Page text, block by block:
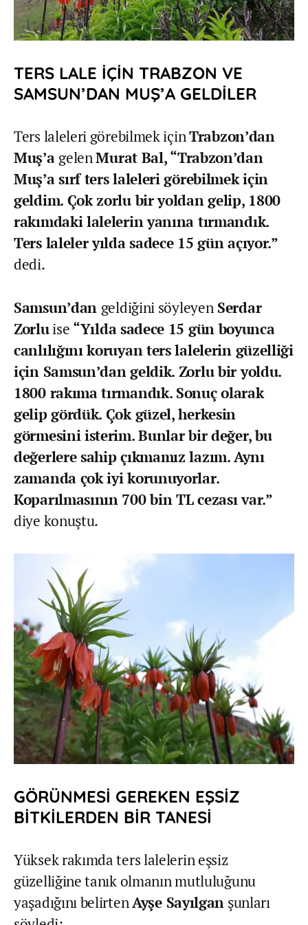
TERS LALE İÇİN TRABZON VE
SAMSUN’DAN MUŞ’A GELDİLER
Ters laleleri görebilmek içinTrabzon’dan
Muş’a gelenMurat Bal, “Trabzon’dan
Muş’a sırf ters laleleri görebilmek için
geldim. Çok zorlu bir yoldan gelip, 1800
rakımdaki lalelerin yanına tırmandık.
Ters laleler yılda sadece 15 gün açıyor.”
dedi.
Samsun’dan geldiğini söyleyenSerdar
Zorluise “Yılda sadece 15 gün boyunca
canlılığını koruyan ters lalelerin güzelliği
için Samsun’dan geldik. Zorlu bir yoldu.
1800 rakıma tırmandık. Sonuç olarak
gelip gördük. Çok güzel, herkesin
görmesini isterim. Bunlar bir değer, bu
değerlere sahip çıkmamız lazım. Aynı
zamanda çok iyi korunuyorlar.
Koparılmasının 700 bin TL cezası var.”
diye konuştu.
GÖRÜNMESİ GEREKEN EŞSİZ
BİTKİLERDEN BİR TANESİ
Yüksek rakımda ters lalelerin eşsiz
güzelliğine tanık olmanın mutluluğunu
yaşadığını belirtenAyşe Sayılgan şunları